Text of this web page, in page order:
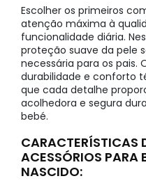
Escolher os primeiros
atenção máxima à
funcionalidade diária.
proteção suave da pele
necessária para os pais.
durabilidade e conforto
que cada detalhe
acolhedora e segura
bebé.
CARACTERÍSTICAS
ACESSÓRIOS PARA
NASCIDO: